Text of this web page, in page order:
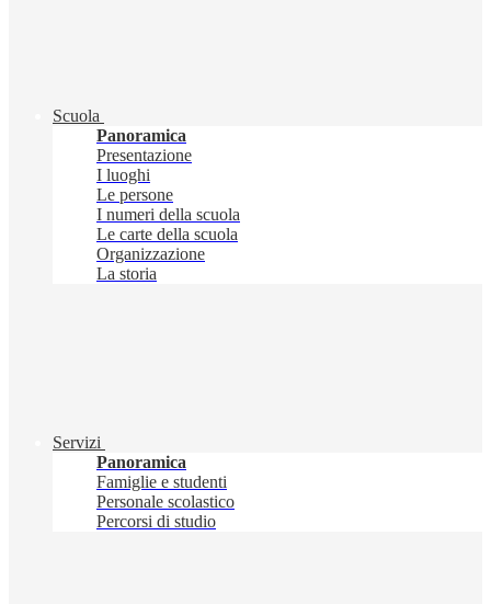
Scuola
Panoramica
Presentazione
I luoghi
Le persone
I numeri della scuola
Le carte della scuola
Organizzazione
La storia
Servizi
Panoramica
Famiglie e studenti
Personale scolastico
Percorsi di studio